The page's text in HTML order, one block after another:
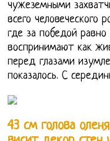
чужеземными
всего человеческого
где за победой
воспринимают как
перед глазами
показалось. С
43 см голова